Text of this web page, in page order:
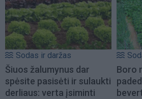
Sodas ir daržas
Šiuos žalumynus dar
spėsite pasisėti ir sulaukti
derliaus: verta įsiminti
Boro